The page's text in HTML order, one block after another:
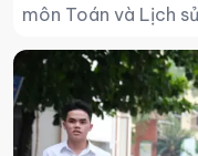
môn Toán và Lịch